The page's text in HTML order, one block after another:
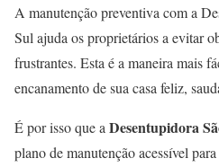
A manutenção preventiva com a
Sul ajuda os proprietários a evitar
frustrantes. Esta é a maneira mais
encanamento de sua casa feliz,
É por isso que aDesentupidora
plano de manutenção acessível